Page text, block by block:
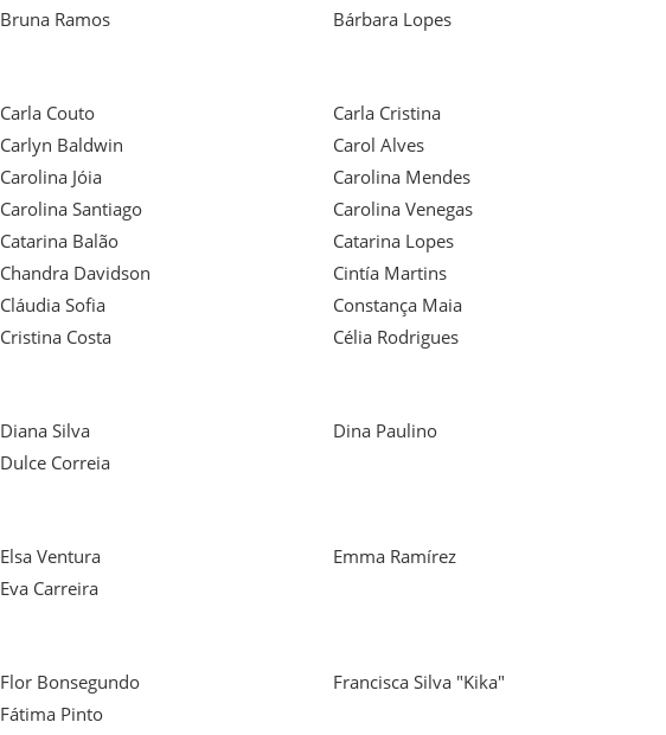
Bruna Ramos Bárbara Lopes
Carla Couto Carla Cristina
Carlyn Baldwin Carol Alves
Carolina Jóia Carolina Mendes
Carolina Santiago Carolina Venegas
Catarina Balão Catarina Lopes
Chandra Davidson Cintía Martins
Cláudia Sofia Constança Maia
Cristina Costa Célia Rodrigues
Diana Silva Dina Paulino
Dulce Correia
Elsa Ventura Emma Ramírez
Eva Carreira
Flor Bonsegundo Francisca Silva "Kika"
Fátima Pinto